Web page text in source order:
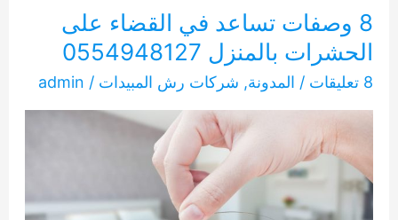
8 وصفات تساعد في القضاء على
الحشرات بالمنزل 0554948127
8 تعليقات / المدونة, شركات رش المبيدات /
admin